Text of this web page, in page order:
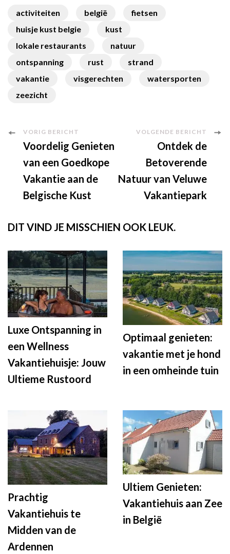
activiteiten belgië
fietsen
huisje kust belgie
kust
lokale restaurants
natuur
ontspanning
rust
strand
vakantie
visgerechten
watersporten
zeezicht
Berichtnavigatie
VORIG BERICHT
Voordelig Genieten
van een Goedkope
Vakantie aan de
Belgische Kust
VOLGENDE BERICHT
Ontdek de
Betoverende
Natuur van Veluwe
Vakantiepark
DIT VIND JE MISSCHIEN OOK LEUK.
Luxe Ontspanning in
een Wellness
Vakantiehuisje: Jouw
Ultieme Rustoord
Optimaal genieten:
vakantie met je hond
in een omheinde tuin
Prachtig
Vakantiehuis te
Midden van de
Ardennen
Ultiem Genieten:
Vakantiehuis aan Zee
in België